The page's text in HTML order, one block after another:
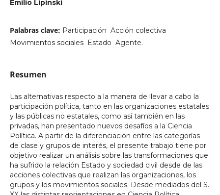
Emilio Lipinski
Palabras clave: Participación  Acción colectiva 
Movimientos sociales  Estado  Agente.
Resumen
Las alternativas respecto a la manera de llevar a cabo la
participación política, tanto en las organizaciones estatales
y las públicas no estatales, como así también en las
privadas, han presentado nuevos desafíos a la Ciencia
Política. A partir de la diferenciación entre las categorías
de clase y grupos de interés, el presente trabajo tiene por
objetivo realizar un análisis sobre las transformaciones que
ha sufrido la relación Estado y sociedad civil desde de las
acciones colectivas que realizan las organizaciones, los
grupos y los movimientos sociales. Desde mediados del S.